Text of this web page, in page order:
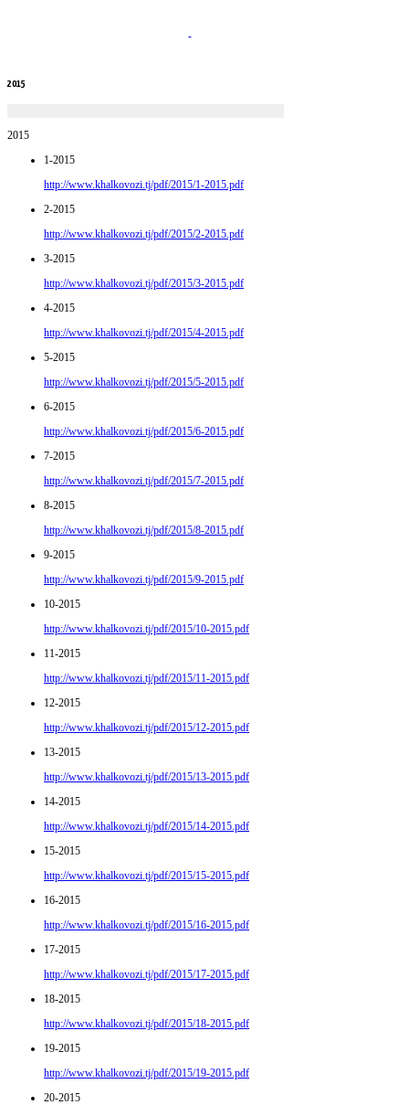
2015
2015
1-2015
http://www.khalkovozi.tj/pdf/2015/1-2015.pdf
2-2015
http://www.khalkovozi.tj/pdf/2015/2-2015.pdf
3-2015
http://www.khalkovozi.tj/pdf/2015/3-2015.pdf
4-2015
http://www.khalkovozi.tj/pdf/2015/4-2015.pdf
5-2015
http://www.khalkovozi.tj/pdf/2015/5-2015.pdf
6-2015
http://www.khalkovozi.tj/pdf/2015/6-2015.pdf
7-2015
http://www.khalkovozi.tj/pdf/2015/7-2015.pdf
8-2015
http://www.khalkovozi.tj/pdf/2015/8-2015.pdf
9-2015
http://www.khalkovozi.tj/pdf/2015/9-2015.pdf
10-2015
http://www.khalkovozi.tj/pdf/2015/10-2015.pdf
11-2015
http://www.khalkovozi.tj/pdf/2015/11-2015.pdf
12-2015
http://www.khalkovozi.tj/pdf/2015/12-2015.pdf
13-2015
http://www.khalkovozi.tj/pdf/2015/13-2015.pdf
14-2015
http://www.khalkovozi.tj/pdf/2015/14-2015.pdf
15-2015
http://www.khalkovozi.tj/pdf/2015/15-2015.pdf
16-2015
http://www.khalkovozi.tj/pdf/2015/16-2015.pdf
17-2015
http://www.khalkovozi.tj/pdf/2015/17-2015.pdf
18-2015
http://www.khalkovozi.tj/pdf/2015/18-2015.pdf
19-2015
http://www.khalkovozi.tj/pdf/2015/19-2015.pdf
20-2015